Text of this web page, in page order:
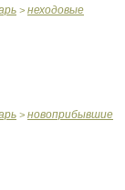
> неходовые
> новоприбывшие